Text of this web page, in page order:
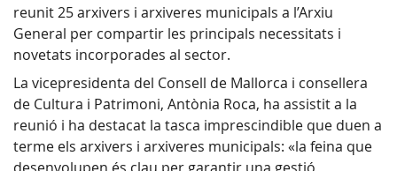
reunit 25 arxivers i arxiveres municipals a l’Arxiu
General per compartir les principals necessitats i
novetats incorporades al sector.
La vicepresidenta del Consell de Mallorca i consellera
de Cultura i Patrimoni, Antònia Roca, ha assistit a la
reunió i ha destacat la tasca imprescindible que duen a
terme els arxivers i arxiveres municipals: «la feina que